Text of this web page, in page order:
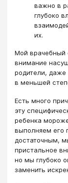
важно в
глубоко
их.
Мой врачебный
внимание
родители,
в меньшей
Есть много
эту
ребенка
выполняем его
достаточным,
пристальное
но мы глубоко
заменить